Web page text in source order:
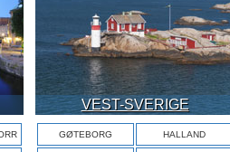
VEST-SVERIGE
GØTEBORG HALLAND